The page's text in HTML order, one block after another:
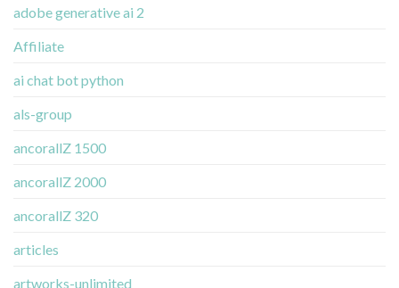
adobe generative ai 2
Affiliate
ai chat bot python
als-group
ancorallZ 1500
ancorallZ 2000
ancorallZ 320
articles
artworks-unlimited